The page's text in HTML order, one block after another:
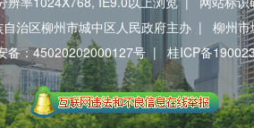
治区柳州市城中区人民政府主办 |
柳州
备：45020202000127号 | 桂ICP备